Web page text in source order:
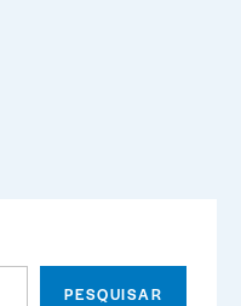
PESQUISAR